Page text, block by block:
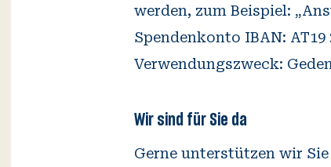
werden, zum Beispiel:
Spendenkonto IBAN: AT19
Verwendungszweck:
Wir sind für Sie da
Gerne unterstützen wir